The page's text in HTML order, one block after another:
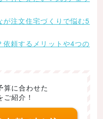
なくす
ト
注文住宅づくりで悩む5
頼するメリットや4つの
算に合わせた
紹介！